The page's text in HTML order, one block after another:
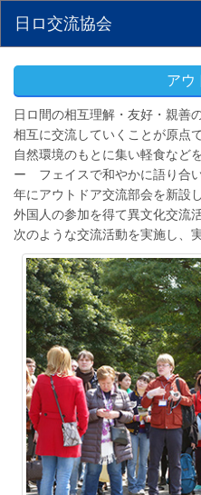
日ロ交流協会
アウ
日ロ間の相互理解・友好・親善
相互に交流していくことが原点
自然環境のもとに集い軽食な
ー フェイスで和やかに語り合
年にアウトドア交流部会を新設
外国人の参加を得て異文化交流
次のような交流活動を実施し、